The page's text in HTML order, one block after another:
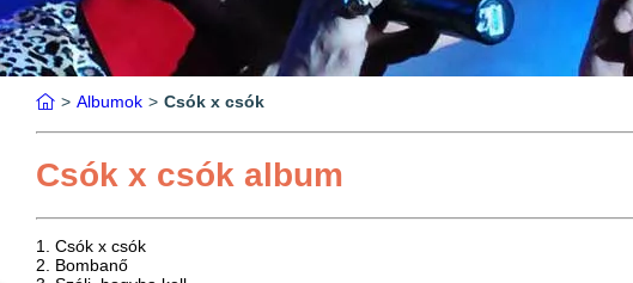
> Albumok > Csók x csók
Csók x csók album
1. Csók x csók
2. Bombanő